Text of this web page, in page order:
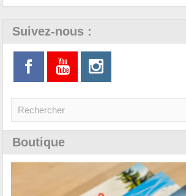
Suivez-nous :
Boutique